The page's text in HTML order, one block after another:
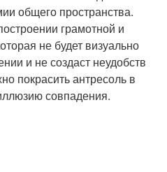
общего пространства.
грамотной и
не будет визуально
и не создаст неудобств
покрасить антресоль в
совпадения.